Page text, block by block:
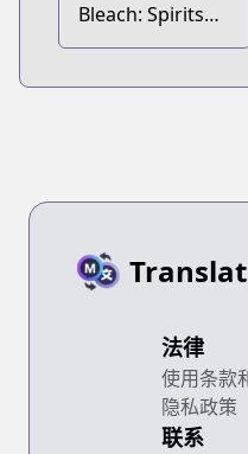
Bleach: Spirits
Are Forever with
法律
使用条款
隐私政策
联系